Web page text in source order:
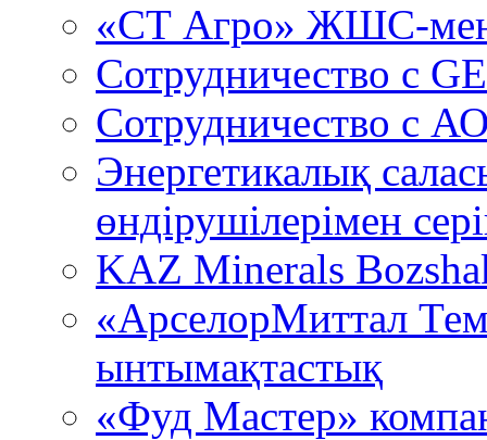
«СТ Агро» ЖШС-
Сотрудничество c
Сотрудничество с
Энергетикалық
өндірушілерімен
KAZ Minerals
«АрселорМиттал
ынтымақтастық
«Фуд Мастер»